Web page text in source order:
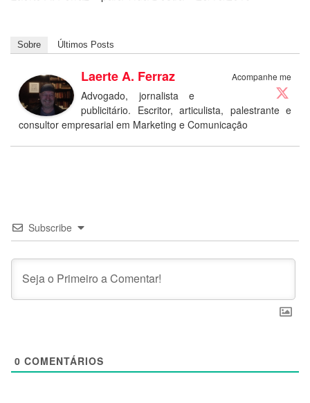
Sobre Últimos Posts
Acompanhe me
Laerte A. Ferraz
Advogado, jornalista e
publicitário. Escritor, articulista, palestrante e
consultor empresarial em Marketing e Comunicação
Subscribe
0 COMENTÁRIOS